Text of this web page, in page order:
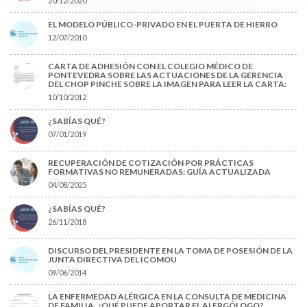
EL MODELO PÚBLICO-PRIVADO EN EL PUERTA DE HIERRO
12/07/2010
CARTA DE ADHESIÓN CON EL COLEGIO MÉDICO DE
PONTEVEDRA SOBRE LAS ACTUACIONES DE LA GERENCIA
DEL CHOP PINCHE SOBRE LA IMAGEN PARA LEER LA CARTA:
10/10/2012
¿SABÍAS QUÉ?
07/01/2019
RECUPERACIÓN DE COTIZACIÓN POR PRÁCTICAS
FORMATIVAS NO REMUNERADAS: GUÍA ACTUALIZADA
04/08/2025
¿SABÍAS QUÉ?
26/11/2018
DISCURSO DEL PRESIDENTE EN LA TOMA DE POSESIÓN DE LA
JUNTA DIRECTIVA DEL ICOMOU
09/06/2014
LA ENFERMEDAD ALÉRGICA EN LA CONSULTA DE MEDICINA